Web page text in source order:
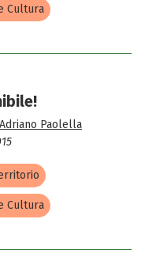
Cultura
Adriano Paolella
Cultura